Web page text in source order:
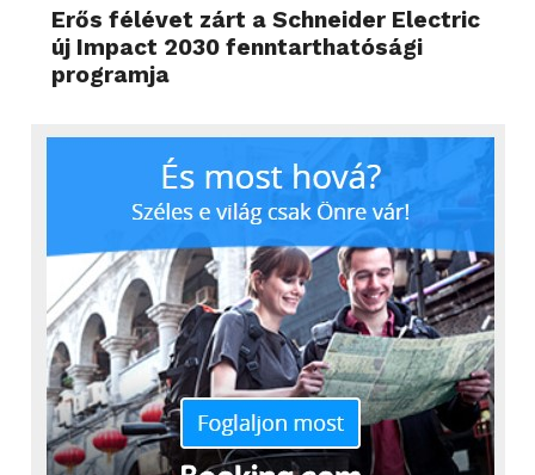
Erős félévet zárt a Schneider Electric
új Impact 2030 fenntarthatósági
programja